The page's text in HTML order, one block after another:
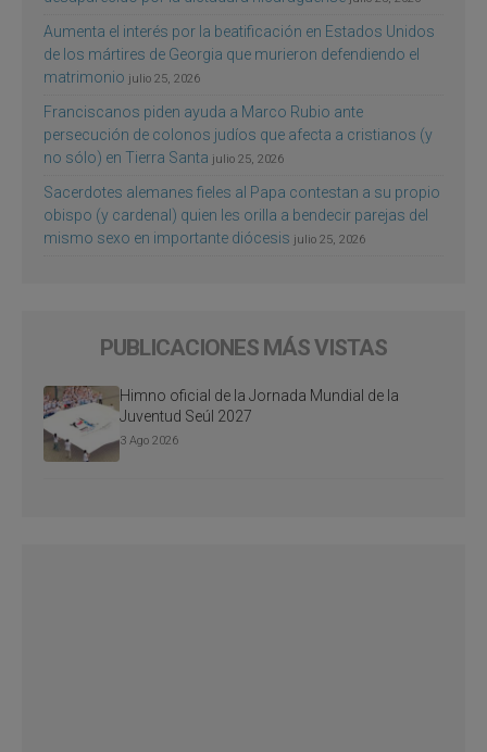
Aumenta el interés por la beatificación en Estados Unidos
de los mártires de Georgia que murieron defendiendo el
matrimonio julio 25, 2026
Franciscanos piden ayuda a Marco Rubio ante
persecución de colonos judíos que afecta a cristianos (y
no sólo) en Tierra Santa julio 25, 2026
Sacerdotes alemanes fieles al Papa contestan a su propio
obispo (y cardenal) quien les orilla a bendecir parejas del
mismo sexo en importante diócesis julio 25, 2026
PUBLICACIONES MÁS VISTAS
Himno oficial de la Jornada Mundial de la
Juventud Seúl 2027
3 Ago 2026